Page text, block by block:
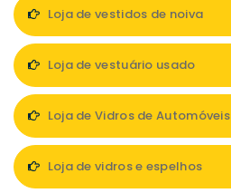
Loja de vestidos de noiva
Loja de vestuário usado
Loja de Vidros de Automóveis
Loja de vidros e espelhos